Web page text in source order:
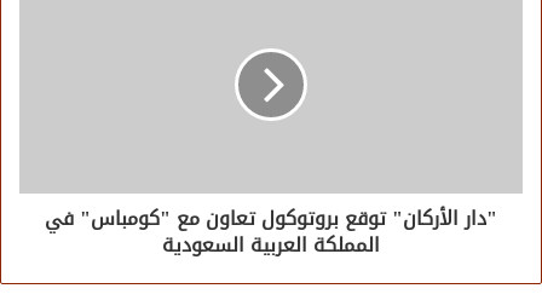
"دار الأركان" توقع بروتوكول تعاون مع "كومباس" في
المملكة العربية السعودية